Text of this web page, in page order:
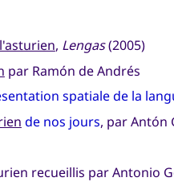
, Lengas(2005)
par Ramón de Andrés
spatiale de la
de nos jours, par Antón
recueillis par Antonio